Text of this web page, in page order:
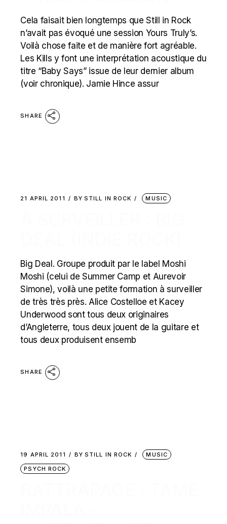
Cela faisait bien longtemps que Still in Rock
n’avait pas évoqué une session Yours Truly’s.
Voilà chose faite et de manière fort agréable.
Les Kills y font une interprétation acoustique du
titre “Baby Says” issue de leur dernier album
(voir chronique). Jamie Hince assur
SHARE
21 APRIL 2011 BY STILL IN ROCK MUSIC
Big Deal. Groupe produit par le label Moshi
Moshi (celui de Summer Camp et Aurevoir
Simone), voilà une petite formation à surveiller
de très très près. Alice Costelloe et Kacey
Underwood sont tous deux originaires
d’Angleterre, tous deux jouent de la guitare et
tous deux produisent ensemb
SHARE
19 APRIL 2011 BY STILL IN ROCK
MUSIC
PSYCH ROCK